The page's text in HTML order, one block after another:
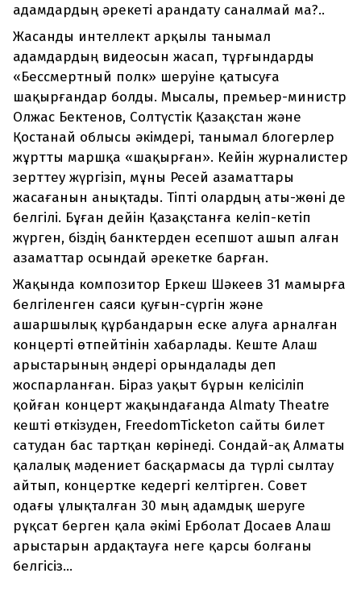
адамдардың әрекеті арандату саналмай ма?..
Жасанды интеллект арқылы танымал
адамдардың видеосын жасап, тұрғындарды
«Бессмертный полк» шеруіне қатысуға
шақырғандар болды. Мысалы, премьер-министр
Олжас Бектенов, Солтүстік Қазақстан және
Қостанай облысы әкімдері, танымал блогерлер
жұртты маршқа «шақырған». Кейін журналистер
зерттеу жүргізіп, мұны Ресей азаматтары
жасағанын анықтады. Тіпті олардың аты-жөні де
белгілі. Бұған дейін Қазақстанға келіп-кетіп
жүрген, біздің банктерден есепшот ашып алған
азаматтар осындай әрекетке барған.
Жақында композитор Еркеш Шәкеев 31 мамырға
белгіленген саяси қуғын-сүргін және
ашаршылық құрбандарын еске алуға арналған
концерті өтпейтінін хабарлады. Кеште Алаш
арыстарының әндері орындалады деп
жоспарланған. Біраз уақыт бұрын келісіліп
қойған концерт жақындағанда Almaty Theatre
кешті өткізуден, FreedomTicketon сайты билет
сатудан бас тартқан көрінеді. Сондай-ақ Алматы
қалалық мәдениет басқармасы да түрлі сылтау
айтып, концертке кедергі келтірген. Совет
одағы ұлықталған 30 мың адамдық шеруге
рұқсат берген қала әкімі Ерболат Досаев Алаш
арыстарын ардақтауға неге қарсы болғаны
белгісіз...